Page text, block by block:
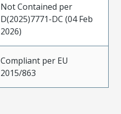
Not Contained per
D(2025)7771-DC (04 Feb
2026)
Compliant per EU
2015/863